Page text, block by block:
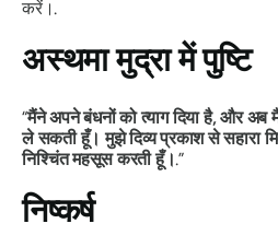
करें।.
अस्थमा मुद्रामें पुष्टि
“मैंने अपने बंधनों को त्याग दिया है, और अब
ले सकती हूँ। मुझे दिव्य प्रकाश से सहारा
निश्चिंत महसूस करती हूँ।.”
निष्कर्ष